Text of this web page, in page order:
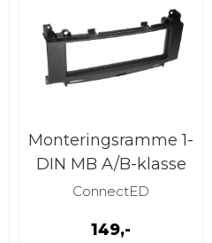
Monteringsramme 1-
DIN MB A/B-klasse
(2005 - 2012)
ConnectED
149,-